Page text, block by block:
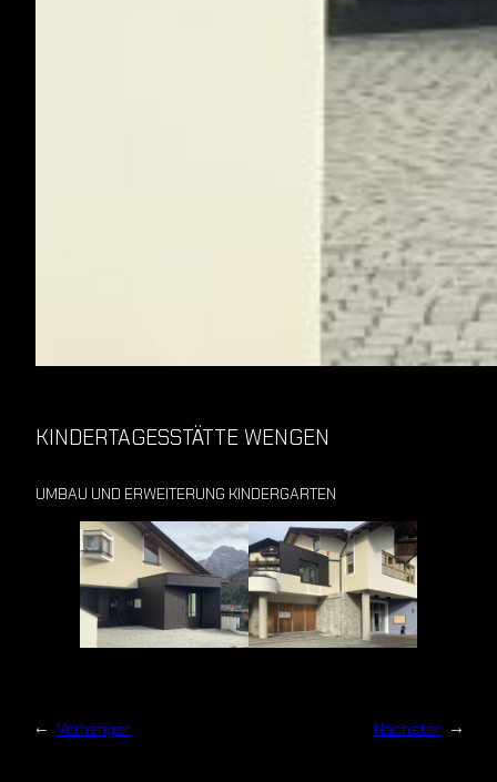
KINDERTAGESSTÄTTE WENGEN
UMBAU UND ERWEITERUNG KINDERGARTEN
← Vorheriger Nächster →